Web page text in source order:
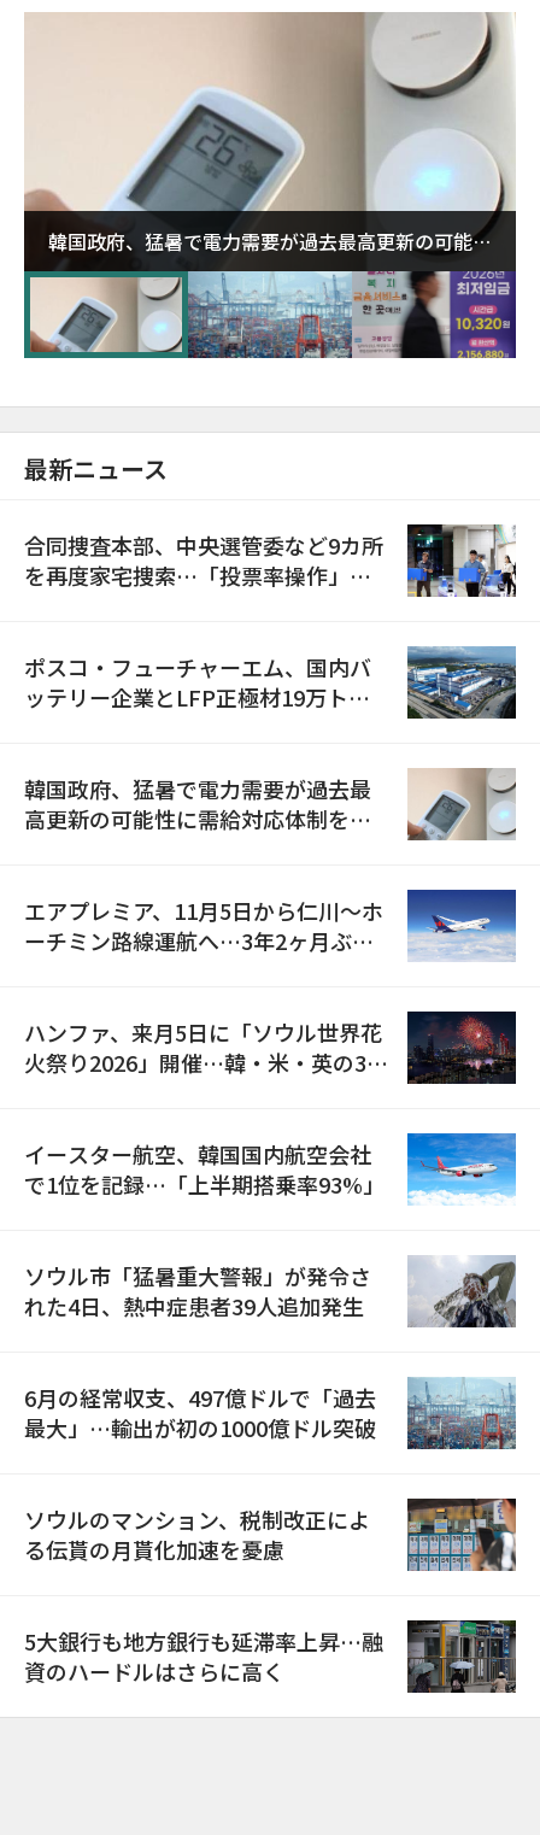
韓国政府、猛暑で電力需要が過去最高更新の可能性
に需給対応体制を点検
最新ニュース
合同捜査本部、中央選管委など9カ所
を再度家宅捜索…「投票率操作」の
ポスコ・フューチャーエム、国内バ
ッテリー企業とLFP正極材19万トン
韓国政府、猛暑で電力需要が過去最
高更新の可能性に需給対応体制を点
エアプレミア、11月5日から仁川〜ホ
ーチミン路線運航へ…3年2ヶ月ぶり
ハンファ、来月5日に「ソウル世界花
火祭り2026」開催…韓・米・英の3カ
イースター航空、韓国国内航空会社
で1位を記録…「上半期搭乗率93%」
ソウル市「猛暑重大警報」が発令さ
れた4日、熱中症患者39人追加発生
6月の経常収支、497億ドルで「過去
最大」…輸出が初の1000億ドル突破
ソウルのマンション、税制改正によ
る伝貰の月貰化加速を憂慮
5大銀行も地方銀行も延滞率上昇…融
資のハードルはさらに高く